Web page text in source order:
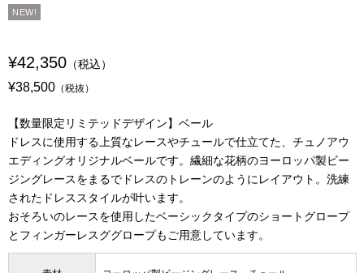
NEW!
¥42,350 （税込）
¥38,500 （税抜）
【数量限定リミテッドデザイン】ベール
ドレスに使用する上質なレースやチュールで仕立てた、チュノアウ
エディングオリジナルベールです。繊細な花柄のヨーロッパ製ビー
ジングレースをまるでドレスのトレーンのようにレイアウト。洗練
されたドレススタイルが叶います。
おそろいのレースを使用したベーシックタイプのショートグロープ
とフィンガーレスググロープもご用意しています。